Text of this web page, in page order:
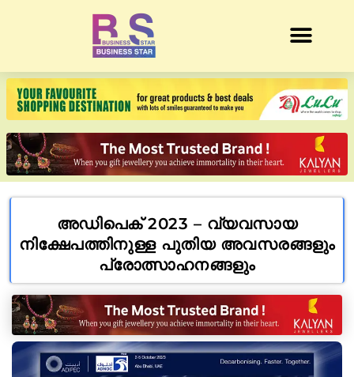
അഡിപെക് 2023 – വ്യവസായ
നിക്ഷേപത്തിനുള്ള പുതിയ അവസരങ്ങളും
പ്രോത്സാഹനങ്ങളും